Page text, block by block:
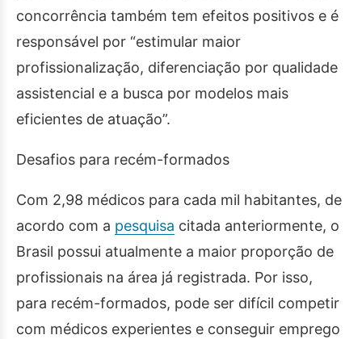
concorrência também tem efeitos positivos e é
responsável por “estimular maior
profissionalização, diferenciação por qualidade
assistencial e a busca por modelos mais
eficientes de atuação”.
Desafios para recém-formados
Com 2,98 médicos para cada mil habitantes, de
acordo com a pesquisa citada anteriormente, o
Brasil possui atualmente a maior proporção de
profissionais na área já registrada. Por isso,
para recém-formados, pode ser difícil competir
com médicos experientes e conseguir emprego